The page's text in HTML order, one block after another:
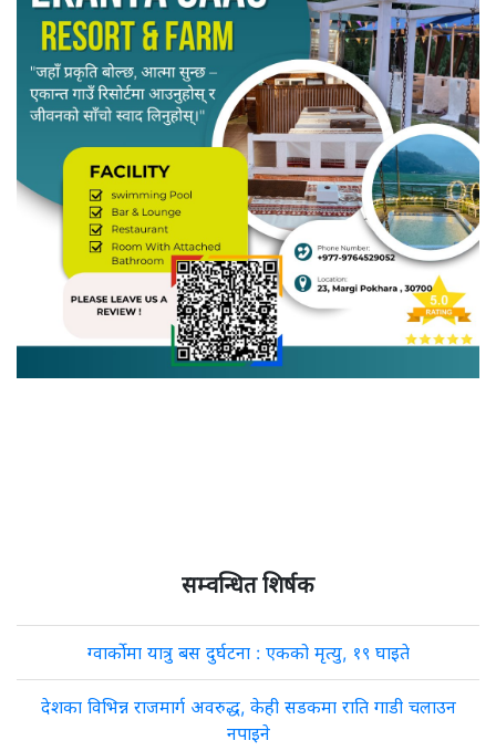
सम्वन्धित शिर्षक
ग्वार्कोमा यात्रु बस दुर्घटना : एकको मृत्यु, १९ घाइते
देशका विभिन्न राजमार्ग अवरुद्ध, केही सडकमा राति गाडी चलाउन
नपाइने